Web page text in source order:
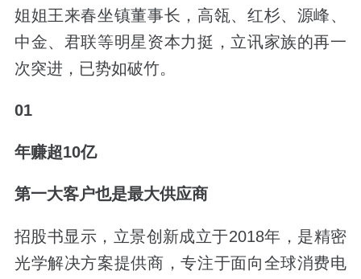
姐姐王来春坐镇董事长 ，高瓴、红杉、源峰、
中金、君联等明星资本力挺，立讯家族的再一
次突进，已势如破竹。
01
年赚超10亿
第一大客户也是最大供应商
招股书显示，立景创新成立于2018年，是精密
光学解决方案提供商，专注于面向全球消费电